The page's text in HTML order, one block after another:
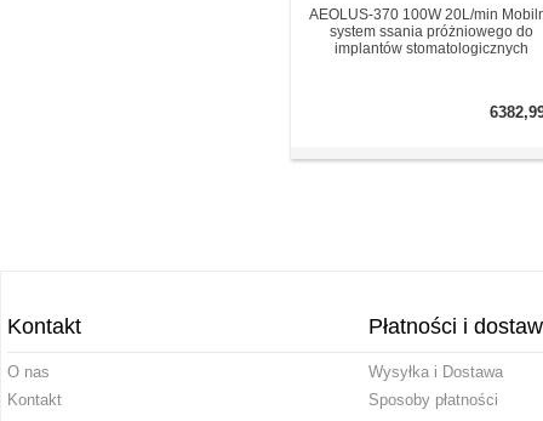
AEOLUS-370 100W 20L/min
system ssania próżniowego do
implantów stomatologicznych
Kontakt
O nas
Kontakt
Płatności i
Wysyłka i Dostawa
Sposoby płatności